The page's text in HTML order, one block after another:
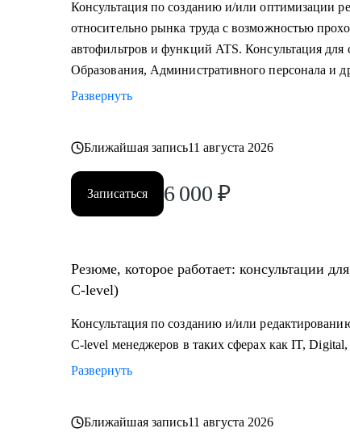
• помогаю выделиться на рынке труда и укрепить
• приношу инсайты из рынка труда и новости
Консультация по созданию и/или оптимизации
относительно рынка труда с возможностью
автофильтров и функций ATS. Консультация
Образования, Административного персонала и
Развернуть
Ближайшая запись11 августа 2026
Записаться 6 000 ₽
Резюме, которое работает: консультации
C-level)
Консультация по созданию и/или
C-level менеджеров в таких сферах как IT,
Развернуть
Ближайшая запись11 августа 2026